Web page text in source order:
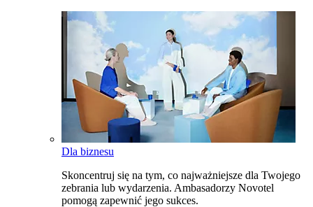
Dla biznesu
Skoncentruj się na tym, co najważniejsze dla Twojego
zebrania lub wydarzenia. Ambasadorzy Novotel
pomogą zapewnić jego sukces.